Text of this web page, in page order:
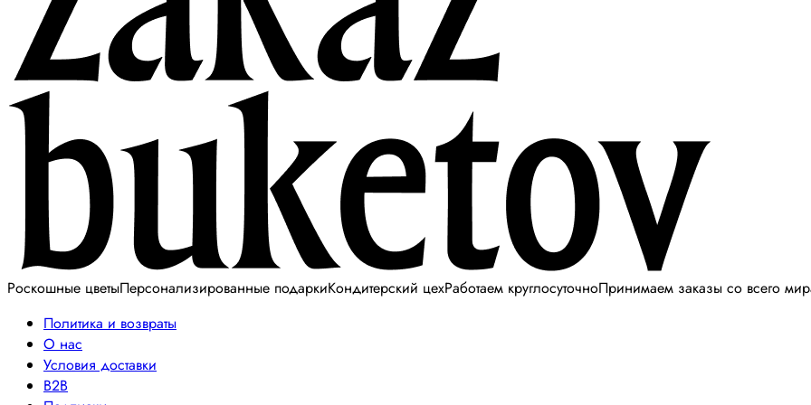
Роскошные цветыПерсонализированные подаркиКондитерский цехРаботаем круглосуточноПринимаем заказы со всего
Политика и возвраты
О нас
Условия доставки
B2B